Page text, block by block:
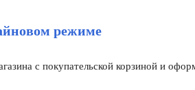
режиме
с покупательской корзиной и